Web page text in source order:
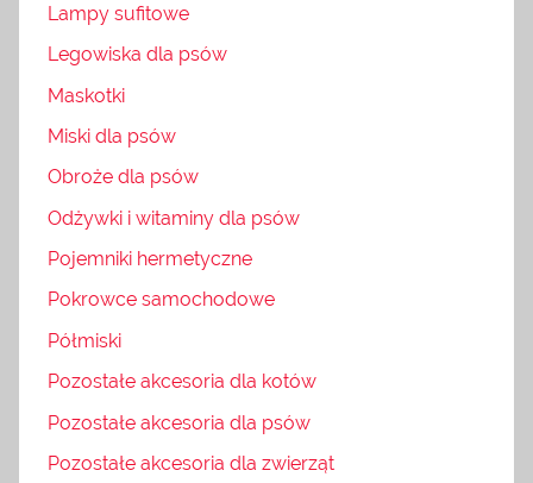
Lampy sufitowe
Legowiska dla psów
Maskotki
Miski dla psów
Obroże dla psów
Odżywki i witaminy dla psów
Pojemniki hermetyczne
Pokrowce samochodowe
Półmiski
Pozostałe akcesoria dla kotów
Pozostałe akcesoria dla psów
Pozostałe akcesoria dla zwierząt